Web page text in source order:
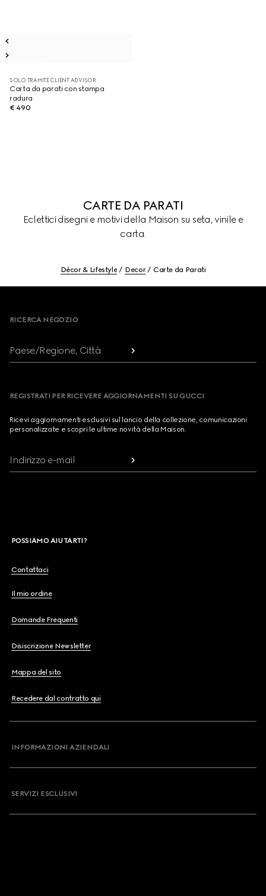
SOLO TRAMITE CLIENT ADVISOR
Carta da parati con stampa
radura
€ 490
CARTE DA PARATI
Eclettici disegni e motivi della Maison su seta, vinile e
carta.
Décor & Lifestyle Decor Carte da Parati
RICERCA NEGOZIO
Paese/Regione, Città
REGISTRATI PER RICEVERE AGGIORNAMENTI SU GUCCI
Ricevi aggiornamenti esclusivi sul lancio della collezione, comunicazioni
personalizzate e scopri le ultime novità della Maison.
Indirizzo e-mail
POSSIAMO AIUTARTI?
Contattaci
Il mio ordine
Domande Frequenti
Disiscrizione Newsletter
Mappa del sito
Recedere dal contratto qui
INFORMAZIONI AZIENDALI
SERVIZI ESCLUSIVI